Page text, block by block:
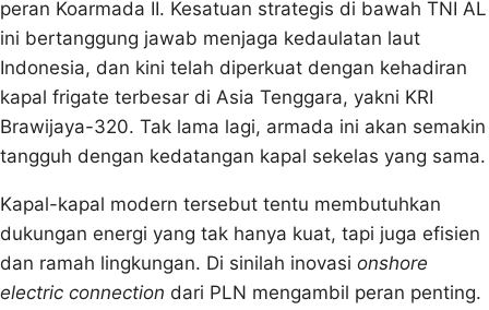
peran Koarmada II. Kesatuan strategis di bawah TNI AL
ini bertanggung jawab menjaga kedaulatan laut
Indonesia, dan kini telah diperkuat dengan kehadiran
kapal frigate terbesar di Asia Tenggara, yakni KRI
Brawijaya-320. Tak lama lagi, armada ini akan semakin
tangguh dengan kedatangan kapal sekelas yang sama.
Kapal-kapal modern tersebut tentu membutuhkan
dukungan energi yang tak hanya kuat, tapi juga efisien
dan ramah lingkungan. Di sinilah inovasi onshore
electric connection dari PLN mengambil peran penting.